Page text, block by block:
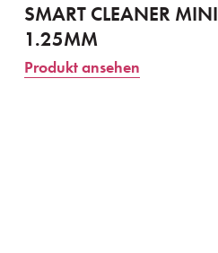
SMART CLEANER MINI
1.25MM
Produkt ansehen